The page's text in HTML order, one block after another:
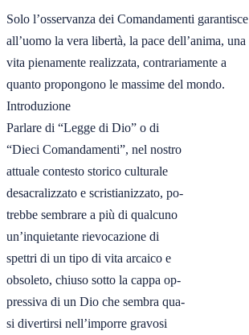
Solo l’osservanza dei Comandamenti garantisce
all’uomo la vera libertà, la pace dell’anima, una
vita pienamente realizzata, contrariamente a
quanto propongono le massime del mondo.
Introduzione
Parlare di “Legge di Dio” o di
“Dieci Comandamenti”, nel nostro
attuale contesto storico culturale
desacralizzato e scristianizzato, po-
trebbe sembrare a più di qualcuno
un’inquietante rievocazione di
spettri di un tipo di vita arcaico e
obsoleto, chiuso sotto la cappa op-
pressiva di un Dio che sembra qua-
si divertirsi nell’imporre gravosi